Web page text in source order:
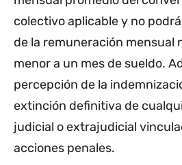
colectivo aplicable y no
de la remuneración mensual
menor a un mes de sueldo.
percepción de la
extinción definitiva de
judicial o extrajudicial
acciones penales.